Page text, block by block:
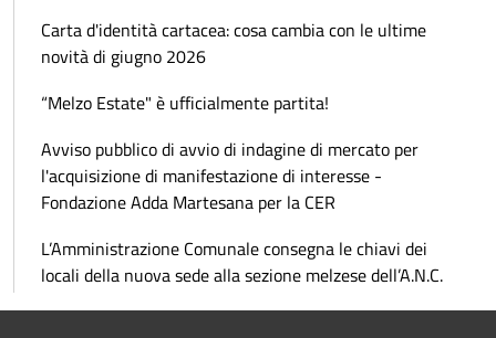
Carta d'identità cartacea: cosa cambia con le ultime
novità di giugno 2026
“Melzo Estate" è ufficialmente partita!
Avviso pubblico di avvio di indagine di mercato per
l'acquisizione di manifestazione di interesse -
Fondazione Adda Martesana per la CER
L’Amministrazione Comunale consegna le chiavi dei
locali della nuova sede alla sezione melzese dell’A.N.C.